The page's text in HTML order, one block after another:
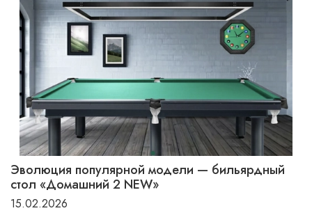
Эволюция популярной модели — бильярдный
стол «Домашний 2 NEW»
15.02.2026